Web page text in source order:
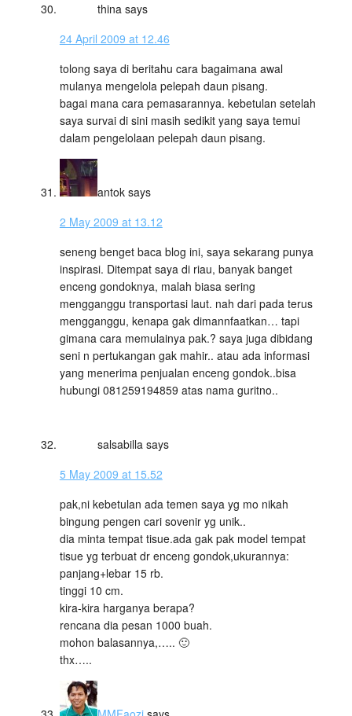
thina says
24 April 2009 at 12.46
tolong saya di beritahu cara bagaimana awal
mulanya mengelola pelepah daun pisang.
bagai mana cara pemasarannya. kebetulan setelah
saya survai di sini masih sedikit yang saya temui
dalam pengelolaan pelepah daun pisang.
antok says
2 May 2009 at 13.12
seneng benget baca blog ini, saya sekarang punya
inspirasi. Ditempat saya di riau, banyak banget
enceng gondoknya, malah biasa sering
mengganggu transportasi laut. nah dari pada terus
mengganggu, kenapa gak dimannfaatkan… tapi
gimana cara memulainya pak.? saya juga dibidang
seni n pertukangan gak mahir.. atau ada informasi
yang menerima penjualan enceng gondok..bisa
hubungi 081259194859 atas nama guritno..
salsabilla says
5 May 2009 at 15.52
pak,ni kebetulan ada temen saya yg mo nikah
bingung pengen cari sovenir yg unik..
dia minta tempat tisue.ada gak pak model tempat
tisue yg terbuat dr enceng gondok,ukurannya:
panjang+lebar 15 rb.
tinggi 10 cm.
kira-kira harganya berapa?
rencana dia pesan 1000 buah.
mohon balasannya,….. 🙂
thx…..